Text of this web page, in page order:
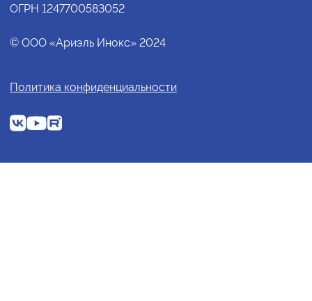
ОГРН 1247700583052
© ООО «Ариэль Инокс» 2024
Политика конфиденциальности